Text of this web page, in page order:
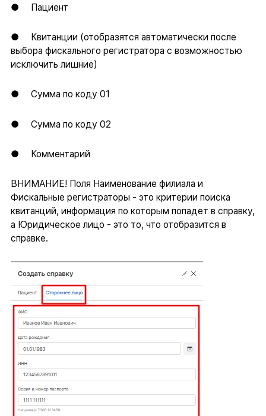
● Пациент
● Квитанции (отобразятся автоматически после
выбора фискального регистратора с возможностью
исключить лишние)
● Сумма по коду 01
● Сумма по коду 02
● Комментарий
ВНИМАНИЕ! Поля Наименование филиала и
Фискальные регистраторы - это критерии поиска
квитанций, информация по которым попадет в справку,
а Юридическое лицо - это то, что отобразится в
справке.